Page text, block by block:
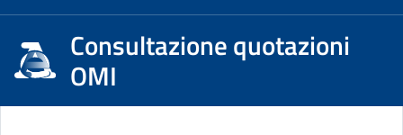
Consultazione quotazioni
OMI